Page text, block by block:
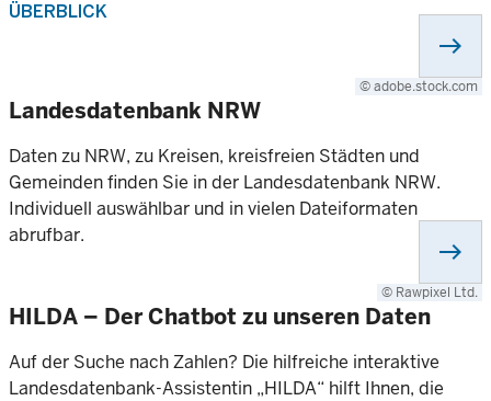
ÜBERBLICK
© adobe.stock.com
east
Landesdatenbank NRW
Daten zu NRW, zu Kreisen, kreisfreien Städten und
Gemeinden finden Sie in der Landesdatenbank NRW.
Individuell auswählbar und in vielen Dateiformaten
abrufbar.
© Rawpixel Ltd.
east
HILDA – Der Chatbot zu unseren Daten
Auf der Suche nach Zahlen? Die hilfreiche interaktive
Landesdatenbank-Assistentin „HILDA“ hilft Ihnen, die